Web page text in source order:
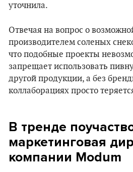
уточнила.
Отвечая на вопрос о
производителем соленых
что подобные проекты
запрещает использовать
другой продукции, а без
коллаборациях просто
В тренде
маркетинговая
компании Modum